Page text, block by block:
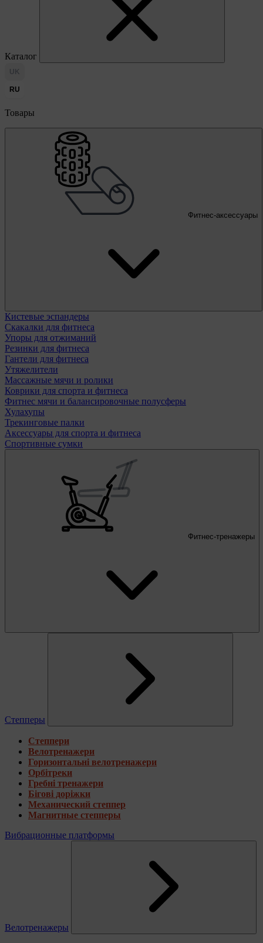
Каталог
UK
RU
Товары
Фитнес-аксессуары
Кистевые эспандеры
Скакалки для фитнеса
Упоры для отжиманий
Резинки для фитнеса
Гантели для фитнеса
Утяжелители
Массажные мячи и ролики
Коврики для спорта и фитнеса
Фитнес мячи и балансировочные полусферы
Хулахупы
Трекинговые палки
Аксессуары для спорта и фитнеса
Спортивные сумки
Фитнес-тренажеры
Степперы
Степпери
Велотренажери
Горизонтальні велотренажери
Орбітреки
Гребні тренажери
Бігові доріжки
Механический степпер
Магнитные степперы
Вибрационные платформы
Велотренажеры